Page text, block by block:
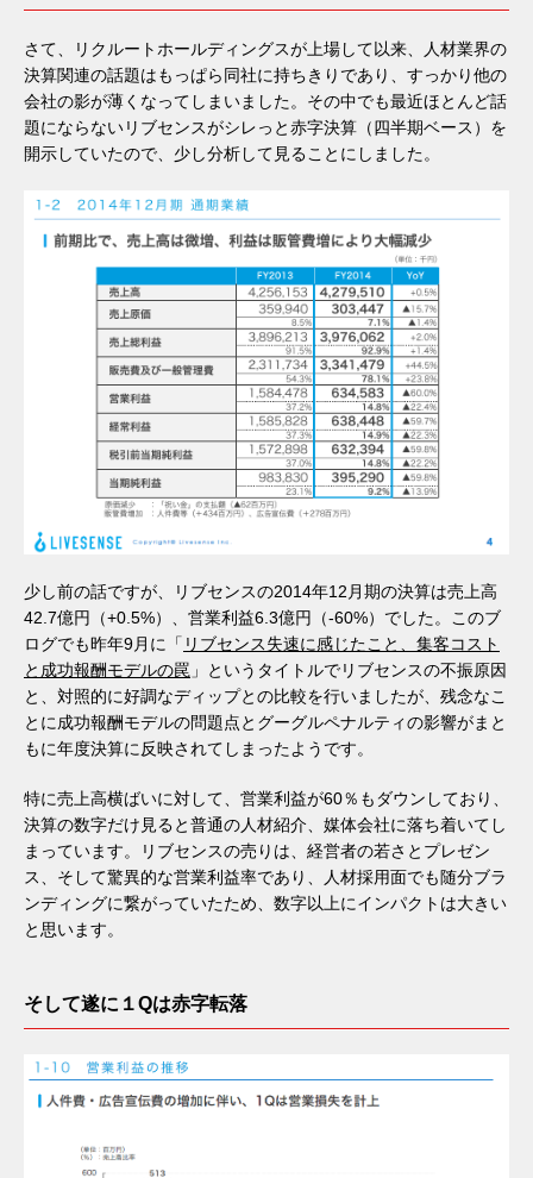
さて、リクルートホールディングスが上場して以来、人材業界の
決算関連の話題はもっぱら同社に持ちきりであり、すっかり他の
会社の影が薄くなってしまいました。その中でも最近ほとんど話
題にならないリブセンスがシレっと赤字決算（四半期ベース）を
開示していたので、少し分析して見ることにしました。
少し前の話ですが、リブセンスの2014年12月期の決算は売上高
42.7億円（+0.5%）、営業利益6.3億円（-60%）でした。このブ
ログでも昨年9月に「 リブセンス失速に感じたこと、集客コスト
と成功報酬モデルの罠 」というタイトルでリブセンスの不振原因
と、対照的に好調なディップとの比較を行いましたが、残念なこ
とに成功報酬モデルの問題点とグーグルペナルティの影響がまと
もに年度決算に反映されてしまったようです。
特に売上高横ばいに対して、営業利益が60％もダウンしており、
決算の数字だけ見ると普通の人材紹介、媒体会社に落ち着いてし
まっています。リブセンスの売りは、経営者の若さとプレゼン
ス、そして驚異的な営業利益率であり、人材採用面でも随分ブラ
ンディングに繋がっていたため、数字以上にインパクトは大きい
と思います。
そして遂に１Qは赤字転落